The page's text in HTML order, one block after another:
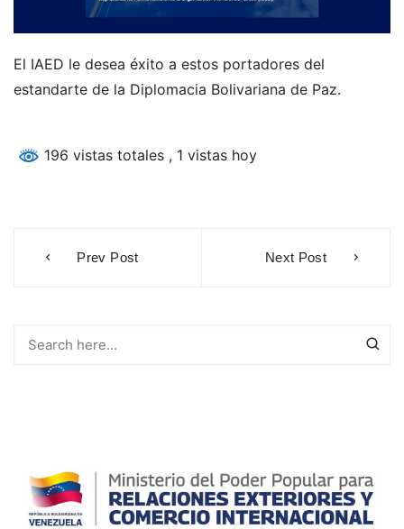
El IAED le desea éxito a estos portadores del
estandarte de la Diplomacia Bolivariana de Paz.
196 vistas totales , 1 vistas hoy
Prev Post Next Post